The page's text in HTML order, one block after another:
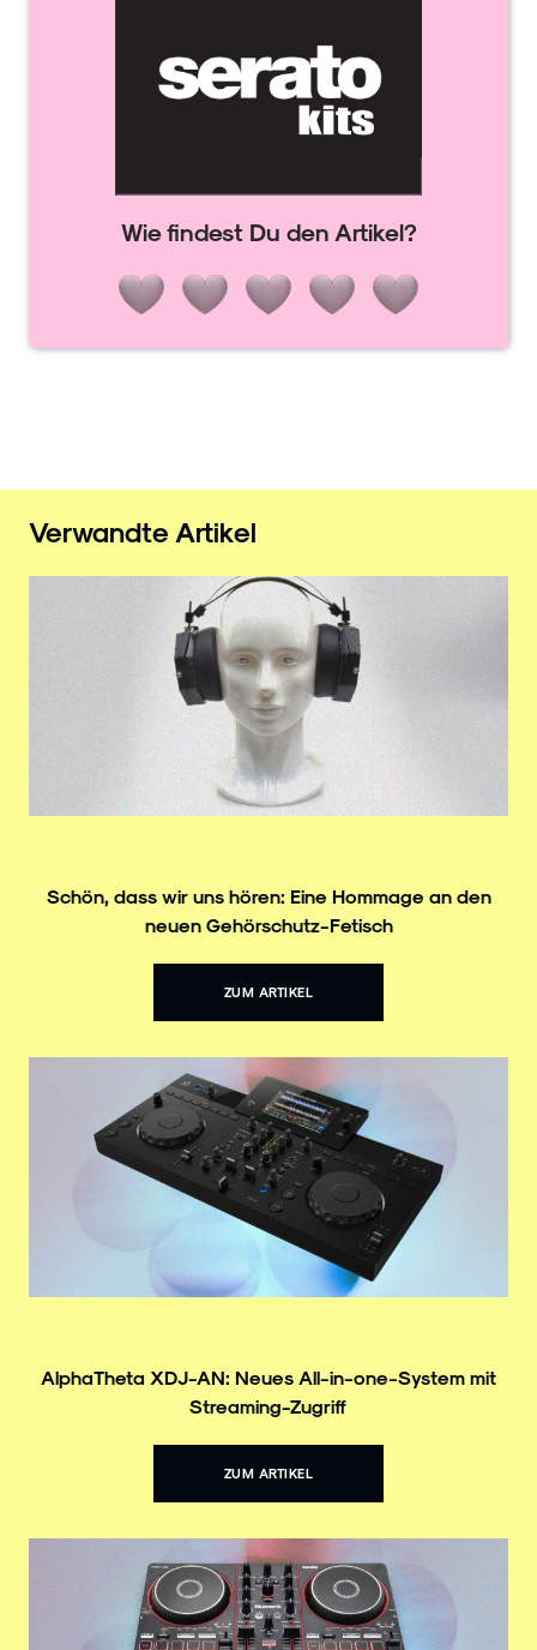
Wie findest Du den Artikel?
Verwandte Artikel
Schön, dass wir uns hören: Eine Hommage an den
neuen Gehörschutz-Fetisch
ZUM ARTIKEL
AlphaTheta XDJ-AN: Neues All-in-one-System mit
Streaming-Zugriff
ZUM ARTIKEL